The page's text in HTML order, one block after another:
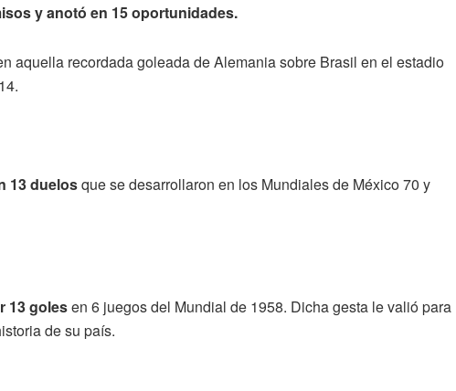
y anotó en 15 oportunidades.
aquella recordada goleada de Alemania sobre Brasil en el estadio
13 duelosque se desarrollaron en los Mundiales de México 70 y
13 golesen 6 juegos del Mundial de 1958. Dicha gesta le valió para
de su país.